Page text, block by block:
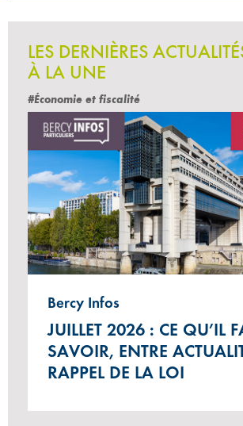
LES DERNIÈRES
À LA UNE
#Économie et fiscalité
Bercy Infos
JUILLET 2026 : CE QU’IL
SAVOIR, ENTRE
RAPPEL DE LA LOI